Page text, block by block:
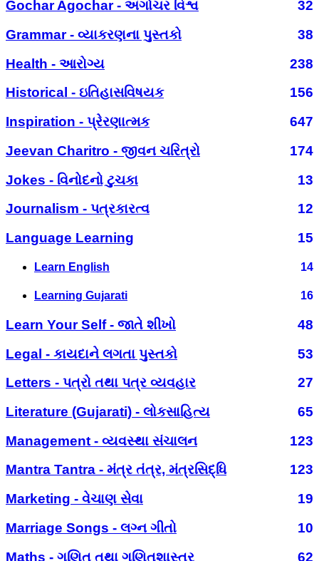
Gochar Agochar - અગોચર વિશ્વ
32
Grammar - વ્યાકરણના પુસ્તકો
38
Health - આરોગ્ય
238
Historical - ઇતિહાસવિષયક
156
Inspiration - પ્રેરણાત્મક
647
Jeevan Charitro - જીવન ચરિત્રો
174
Jokes - વિનોદનો ટુચકા
13
Journalism - પત્રકારત્વ
12
Language Learning
15
Learn English 14
Learning Gujarati 16
Learn Your Self - જાતે શીખો
48
Legal - કાયદાને લગતા પુસ્તકો
53
Letters - પત્રો તથા પત્ર વ્યવહાર
27
Literature (Gujarati) - લોકસાહિત્ય
65
Management - વ્યવસ્થા સંચાલન
123
Mantra Tantra - મંત્ર તંત્ર, મંત્રસિદ્ધિ
123
Marketing - વેચાણ સેવા
19
Marriage Songs - લગ્ન ગીતો
10
Maths - ગણિત તથા ગણિતશાસ્ત્ર
62